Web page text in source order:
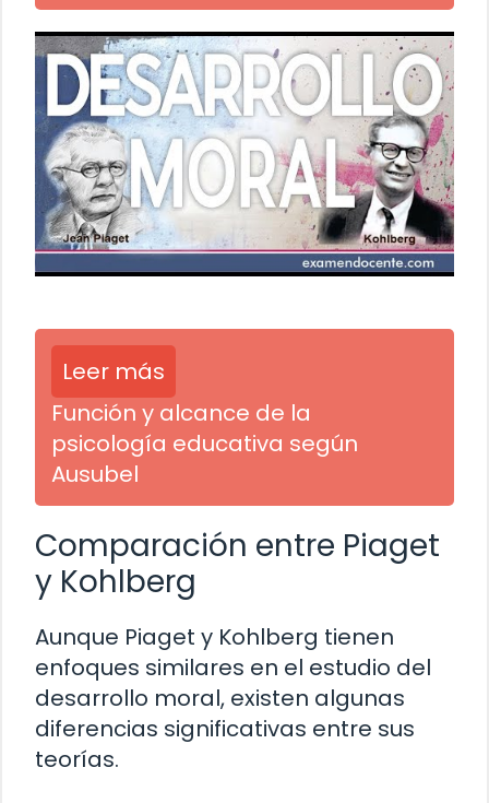
Leer más
Función y alcance de la
psicología educativa según
Ausubel
Comparación entre Piaget
y Kohlberg
Aunque Piaget y Kohlberg tienen
enfoques similares en el estudio del
desarrollo moral, existen algunas
diferencias significativas entre sus
teorías.